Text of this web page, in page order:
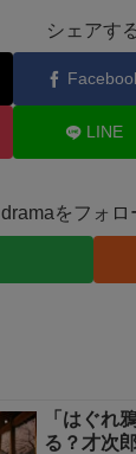
シェアす
LINE
dramaをフォロ
「はぐれ
る？才次